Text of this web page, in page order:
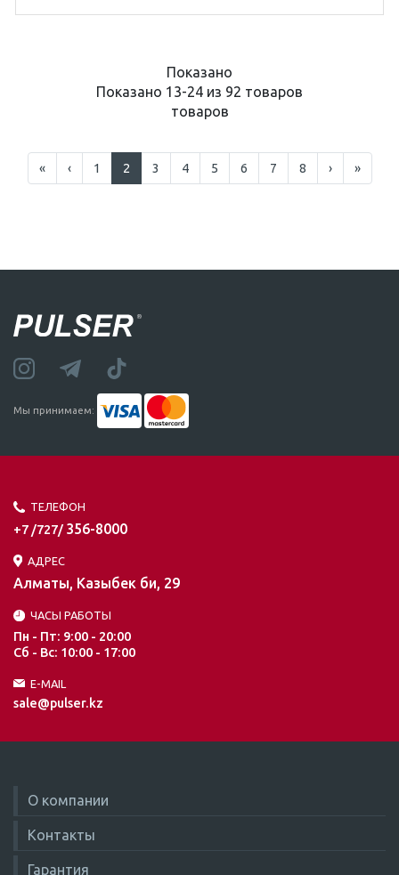
Показано
Показано 13-24 из 92 товаров
товаров
« ‹ 1 2 3 4 5 6 7 8 › »
Мы принимаем:
ТЕЛЕФОН
+7 /727/ 356-8000
АДРЕС
Алматы, Казыбек би, 29
ЧАСЫ РАБОТЫ
Пн - Пт: 9:00 - 20:00
Сб - Вс: 10:00 - 17:00
E-MAIL
sale@pulser.kz
О компании
Контакты
Гарантия